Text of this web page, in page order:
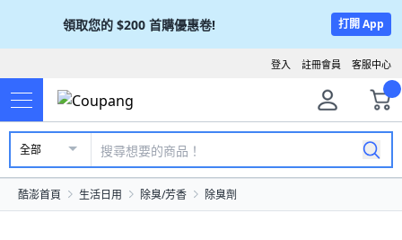
領取您的 $200 首購優惠卷! 打開 App
客服中心
註冊會員
登入
全部
酷澎首頁 生活日用 除臭/芳香 除臭劑